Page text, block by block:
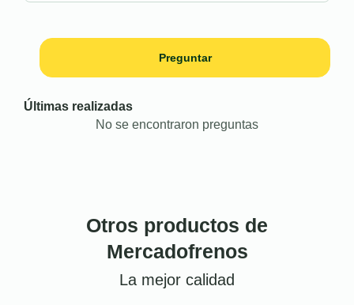
Preguntar
Últimas realizadas
No se encontraron preguntas
Otros productos de
Mercadofrenos
La mejor calidad